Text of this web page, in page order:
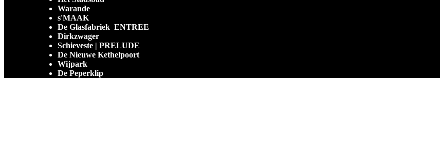
Warande
s'MAAK
De Glasfabriek ENTREE
Dirkzwager
Schieveste | PRELUDE
De Nieuwe Kethelpoort
Wijpark
De Peperklip